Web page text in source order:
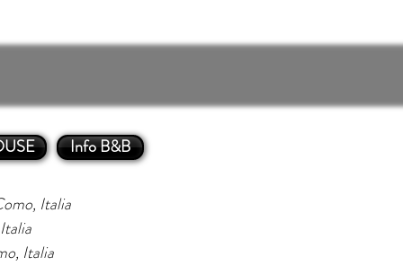
Info B&B
Italia
Italia